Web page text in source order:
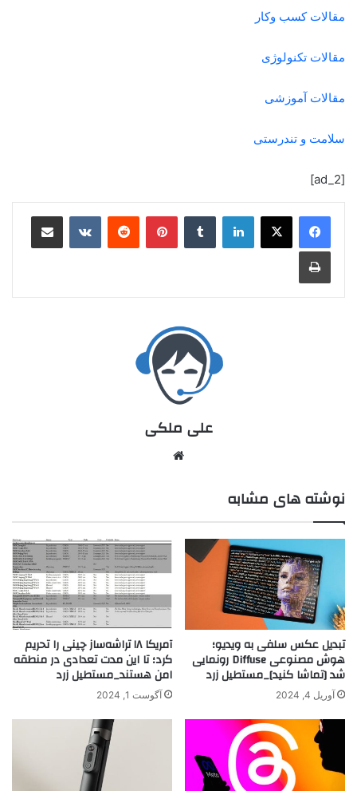
مقالات کسب وکار
مقالات تکنولوژی
مقالات آموزشی
سلامت و تندرستی
[ad_2]
علی ملکی
نوشته های مشابه
تبدیل عکس سلفی به ویدیو؛
هوش مصنوعی Diffuse رونمایی
شد [تماشا کنید]_مستطیل زرد
آوریل 4, 2024
آمریکا ۱۸ تراشه‌ساز چینی را تحریم
کرد؛ تا این مدت تعدادی در منطقه
امن هستند_مستطیل زرد
آگوست 1, 2024